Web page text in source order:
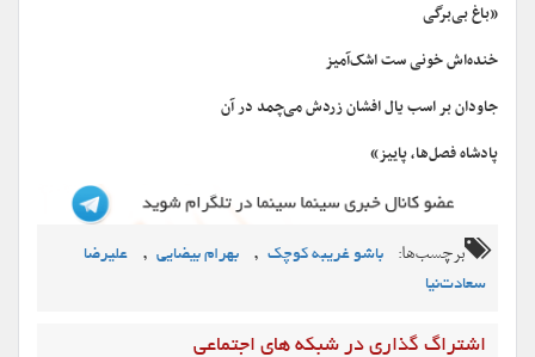
«باغ بی‌برگی
خنده‌اش خونی ست اشک‌آمیز
جاودان بر اسب یال افشان زردش می‌چمد در آن
پادشاه فصل‌ها، پاییز»
برچسب‌ها: باشو غريبه کوچک , بهرام بیضایی ,
علیرضا
سعادت‌نیا
اشتراگ گذاری در شبکه های اجتماعی